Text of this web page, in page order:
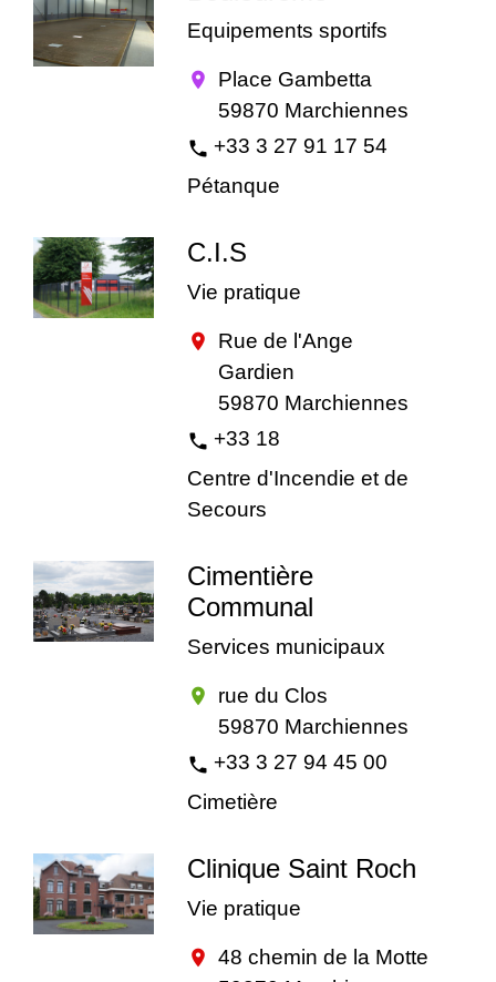
Equipements sportifs
location_on
Place Gambetta
59870 Marchiennes
phone +33 3 27 91 17 54
Pétanque
C.I.S
Vie pratique
location_on
Rue de l'Ange
Gardien
59870 Marchiennes
phone +33 18
Centre d'Incendie et de
Secours
Cimentière
Communal
Services municipaux
location_on
rue du Clos
59870 Marchiennes
phone +33 3 27 94 45 00
Cimetière
Clinique Saint Roch
Vie pratique
location_on
48 chemin de la Motte